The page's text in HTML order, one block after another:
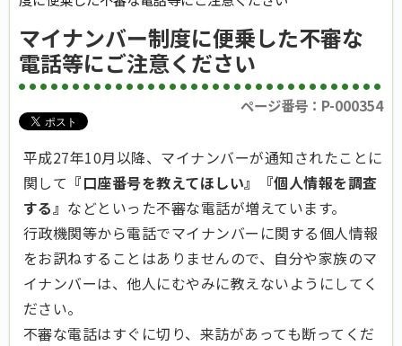
マイナンバー制度に便乗した不審な
電話等にご注意ください
ページ番号：P-000354
平成27年10月以降、マイナンバーが通知されたことに
関して 『口座番号を教えてほしい』『個人情報を調査
する』 などといった不審な電話が増えています。
行政機関等から電話でマイナンバーに関する個人情報
をお訊ねすることはありませんので、自分や家族のマ
イナンバーは、他人にむやみに教えないようにしてく
ださい。
不審な電話はすぐに切り、来訪があっても断ってくだ